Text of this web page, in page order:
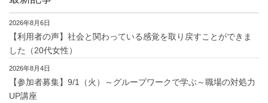
2026年8月6日
【利用者の声】社会と関わっている感覚を取り戻すことができま
した（20代女性）
2026年8月4日
【参加者募集】9/1（火）～グループワークで学ぶ～職場の対処力
UP講座